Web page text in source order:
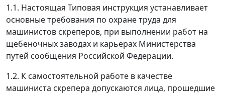
1.1. Настоящая Типовая инструкция устанавливает
основные требования по охране труда для
машинистов скреперов, при выполнении работ на
щебеночных заводах и карьерах Министерства
путей сообщения Российской Федерации.
1.2. К самостоятельной работе в качестве
машиниста скрепера допускаются лица, прошедшие